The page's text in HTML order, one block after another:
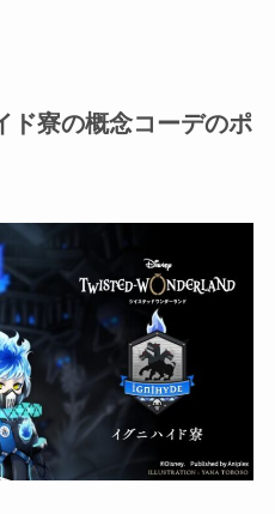
ド寮の概念コーデのポ